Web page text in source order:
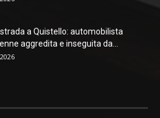
strada a Quistello: automobilista
aggredita e inseguita da...